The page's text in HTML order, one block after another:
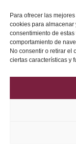
Para ofrecer las
cookies para almacenar
consentimiento de
comportamiento de
No consentir o retirar el
ciertas características y